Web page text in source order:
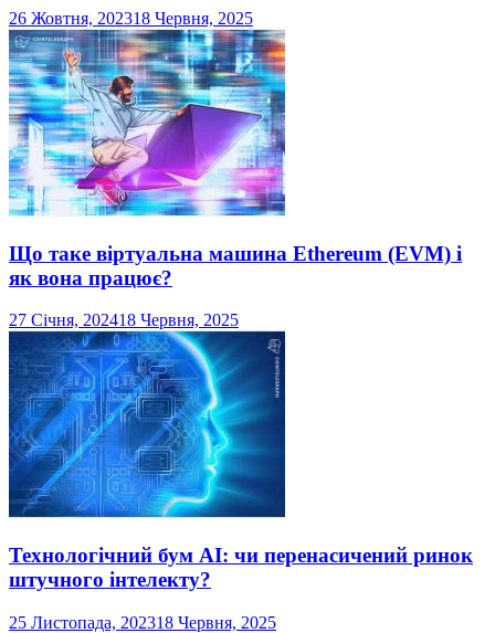
26 Жовтня, 202318 Червня, 2025
Що таке віртуальна машина Ethereum (EVM) і
як вона працює?
27 Січня, 202418 Червня, 2025
Технологічний бум AI: чи перенасичений ринок
штучного інтелекту?
25 Листопада, 202318 Червня, 2025